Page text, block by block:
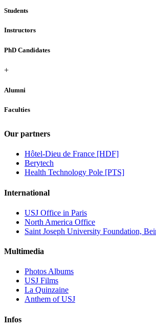
Students
Instructors
PhD Candidates
+
Alumni
Faculties
Our partners
Hôtel-Dieu de France [HDF]
Berytech
Health Technology Pole [PTS]
International
USJ Office in Paris
North America Office
Saint Joseph University Foundation,
Multimedia
Photos Albums
USJ Films
La Quinzaine
Anthem of USJ
Infos